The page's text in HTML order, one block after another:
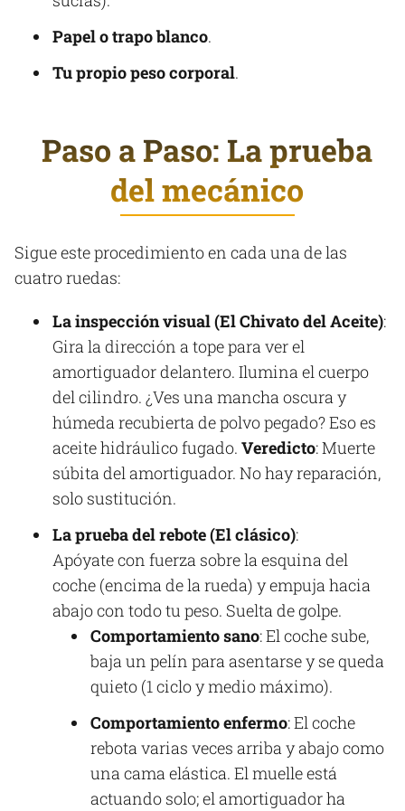
Papel o trapo blanco.
Tu propio peso corporal.
Paso a Paso: La prueba
del mecánico
Sigue este procedimiento en cada una de las
cuatro ruedas:
La inspección visual (El Chivato del Aceite):
Gira la dirección a tope para ver el
amortiguador delantero. Ilumina el cuerpo
del cilindro. ¿Ves una mancha oscura y
húmeda recubierta de polvo pegado? Eso es
aceite hidráulico fugado. Veredicto: Muerte
súbita del amortiguador. No hay reparación,
solo sustitución.
La prueba del rebote (El clásico):
Apóyate con fuerza sobre la esquina del
coche (encima de la rueda) y empuja hacia
abajo con todo tu peso. Suelta de golpe.
Comportamiento sano: El coche sube,
baja un pelín para asentarse y se queda
quieto (1 ciclo y medio máximo).
Comportamiento enfermo: El coche
rebota varias veces arriba y abajo como
una cama elástica. El muelle está
actuando solo; el amortiguador ha